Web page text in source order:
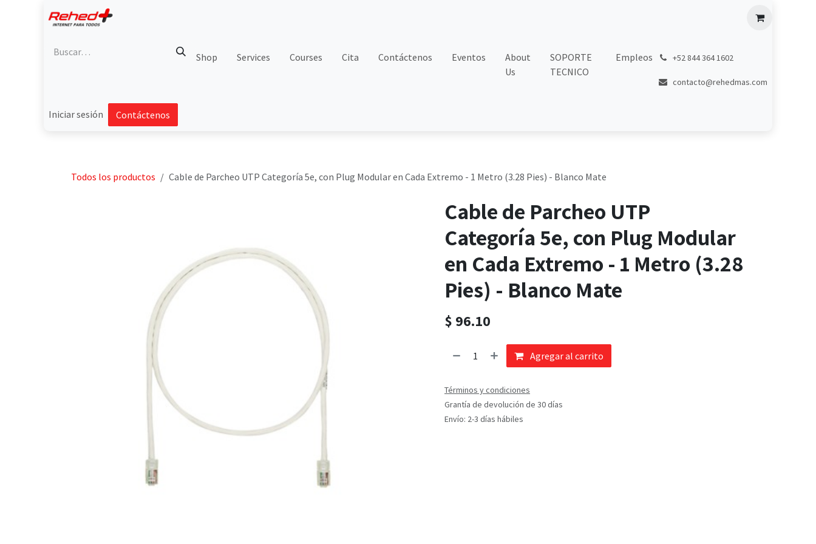
Shop Services Courses Cita Contáctenos Eventos
About
Us
SOPORTE
TECNICO
Empleos +52 844 364 1602
contacto@rehedmas.com
Iniciar sesión Contáctenos
Todos los productos Cable de Parcheo UTP Categoría 5e, con Plug Modular en Cada Extremo - 1 Metro (3.28 Pies) - Blanco Mate
Cable de Parcheo UTP
Categoría 5e, con Plug Modular
en Cada Extremo - 1 Metro (3.28
Pies) - Blanco Mate
$ 96.10
Agregar al carrito
Términos y condiciones
Grantía de devolución de 30 días
Envío: 2-3 días hábiles